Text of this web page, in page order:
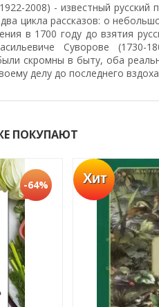
2008) - известный
цикла рассказов: о
в 1700 году до взятия
Суворове
скромны в быту, оба
делу до последнего
ПОКУПАЮТ
-64% Хит